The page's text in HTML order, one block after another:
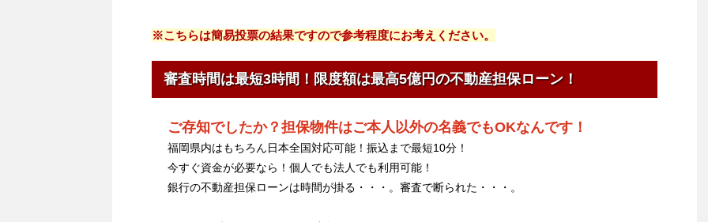
※こちらは簡易投票の結果ですので参考程度にお考えください。
審査時間は最短3時間！限度額は最高5億円の不動産担保ローン！
ご存知でしたか？担保物件はご本人以外の名義でもOKなんです！
福岡県内はもちろん日本全国対応可能！振込まで最短10分！
今すぐ資金が必要なら！個人でも法人でも利用可能！
銀行の不動産担保ローンは時間が掛る・・・。審査で断られた・・・。